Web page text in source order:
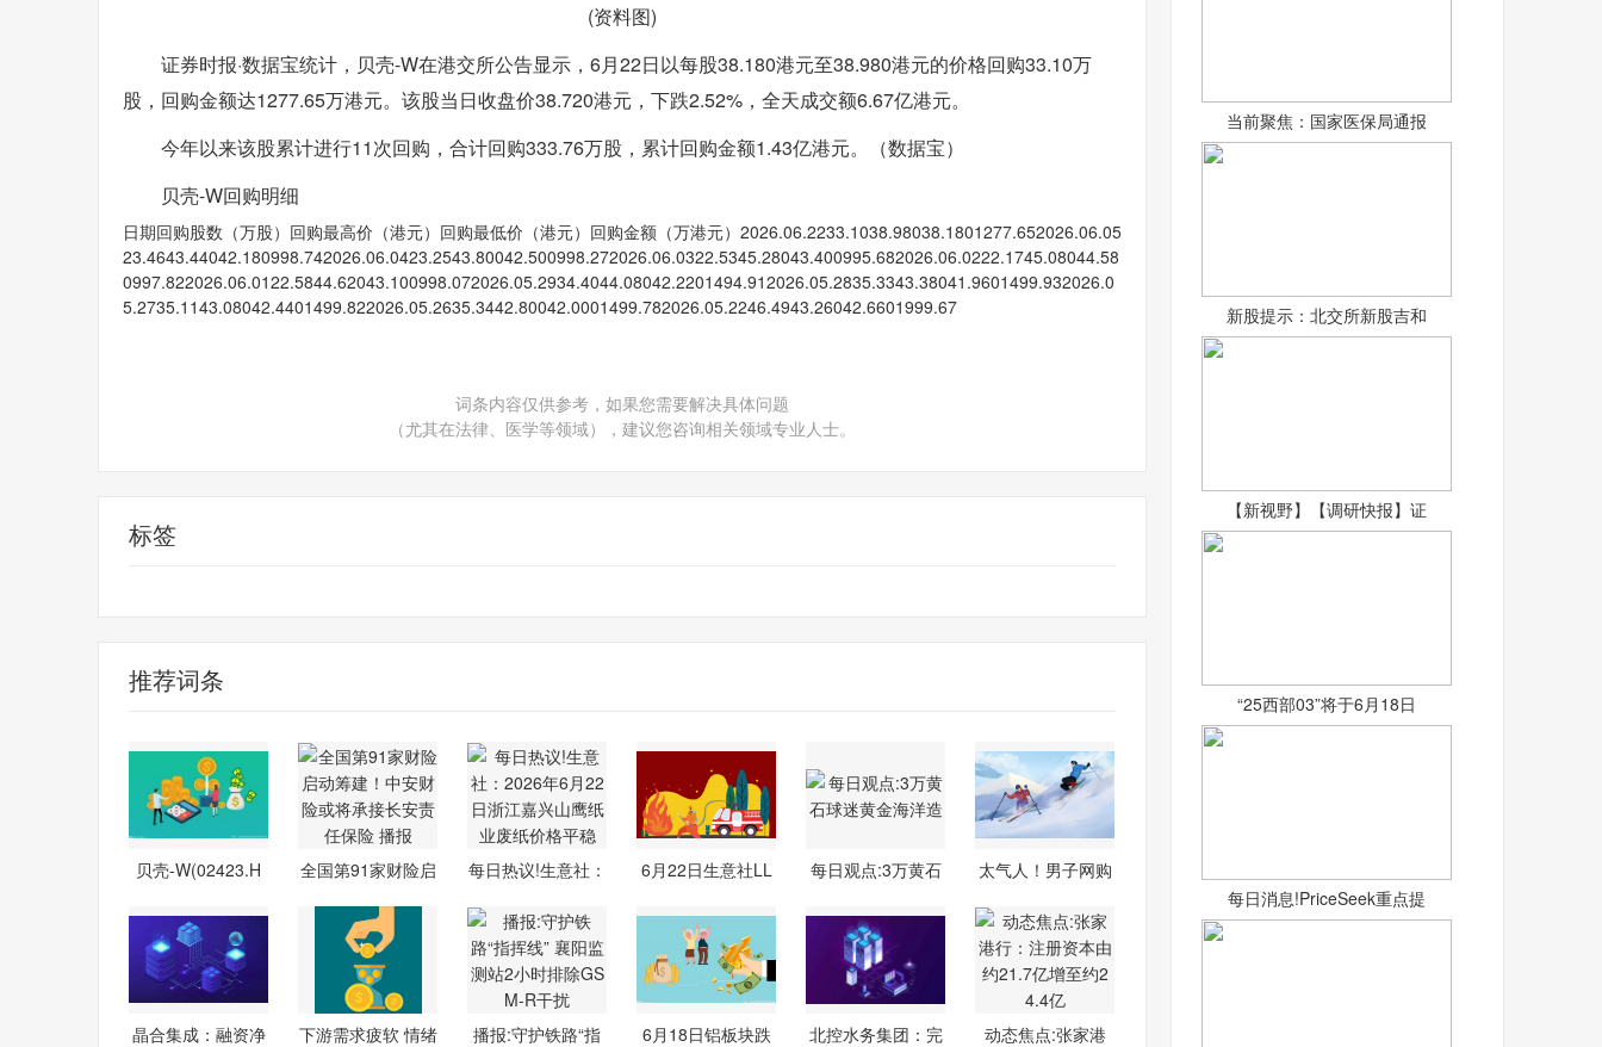
(资料图)
证券时报·数据宝统计，贝壳-W在港交所公告显示，6月22日以每股38.180港元至38.980港元的价格回购33.10万
股，回购金额达1277.65万港元。该股当日收盘价38.720港元，下跌2.52%，全天成交额6.67亿港元。
今年以来该股累计进行11次回购，合计回购333.76万股，累计回购金额1.43亿港元。（数据宝）
贝壳-W回购明细
日期回购股数（万股）回购最高价（港元）回购最低价（港元）回购金额（万港元）2026.06.2233.1038.98038.1801277.652026.06.05
23.4643.44042.180998.742026.06.0423.2543.80042.500998.272026.06.0322.5345.28043.400995.682026.06.0222.1745.08044.58
0997.822026.06.0122.5844.62043.100998.072026.05.2934.4044.08042.2201494.912026.05.2835.3343.38041.9601499.932026.0
5.2735.1143.08042.4401499.822026.05.2635.3442.80042.0001499.782026.05.2246.4943.26042.6601999.67
词条内容仅供参考，如果您需要解决具体问题
（尤其在法律、医学等领域），建议您咨询相关领域专业人士。
标签
推荐词条
贝壳-W(02423.H
全国第91家财险启
每日热议!生意社：
6月22日生意社LL
每日观点:3万黄石
太气人！男子网购
晶合集成：融资净 下游需求疲软 情绪 播报:守护铁路“指 6月18日铝板块跌 北控水务集团：完 动态焦点:张家港
当前聚焦：国家医保局通报
新股提示：北交所新股吉和
【新视野】【调研快报】证
“25西部03”将于6月18日
每日消息!PriceSeek重点提